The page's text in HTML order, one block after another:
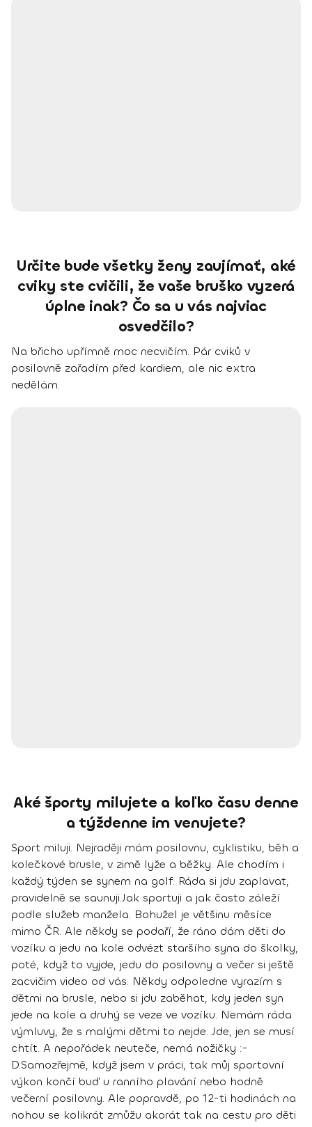
Určite bude všetky ženy zaujímať, aké
cviky ste cvičili, že vaše bruško vyzerá
úplne inak? Čo sa u vás najviac
osvedčilo?
Na břicho upřímně moc necvičím. Pár cviků v
posilovně zařadím před kardiem, ale nic extra
nedělám.
Aké športy milujete a koľko času denne
a týždenne im venujete?
Sport miluji. Nejraději mám posilovnu, cyklistiku, běh a
kolečkové brusle, v zimě lyže a běžky. Ale chodím i
každý týden se synem na golf. Ráda si jdu zaplavat,
pravidelně se saunuji.Jak sportuji a jak často záleží
podle služeb manžela. Bohužel je většinu měsíce
mimo ČR. Ale někdy se podaří, že ráno dám děti do
vozíku a jedu na kole odvézt staršího syna do školky,
poté, když to vyjde, jedu do posilovny a večer si ještě
zacvičim video od vás. Někdy odpoledne vyrazím s
dětmi na brusle, nebo si jdu zaběhat, kdy jeden syn
jede na kole a druhý se veze ve vozíku. Nemám ráda
výmluvy, že s malými dětmi to nejde. Jde, jen se musí
chtít. A nepořádek neuteče, nemá nožičky :-
D.Samozřejmě, když jsem v práci, tak můj sportovní
výkon končí buď u ranního plavání nebo hodně
večerní posilovny. Ale popravdě, po 12-ti hodinách na
nohou se kolikrát zmůžu akorát tak na cestu pro děti